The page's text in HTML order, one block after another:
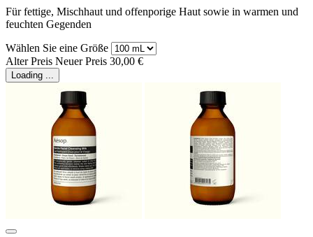
Für fettige, Mischhaut und offenporige Haut sowie in warmen und
feuchten Gegenden
Wählen Sie eine Größe
Alter Preis Neuer Preis 30,00 €
Loading ...